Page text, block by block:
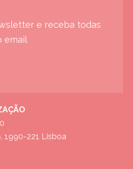
e receba todas
email
1990-221 Lisboa